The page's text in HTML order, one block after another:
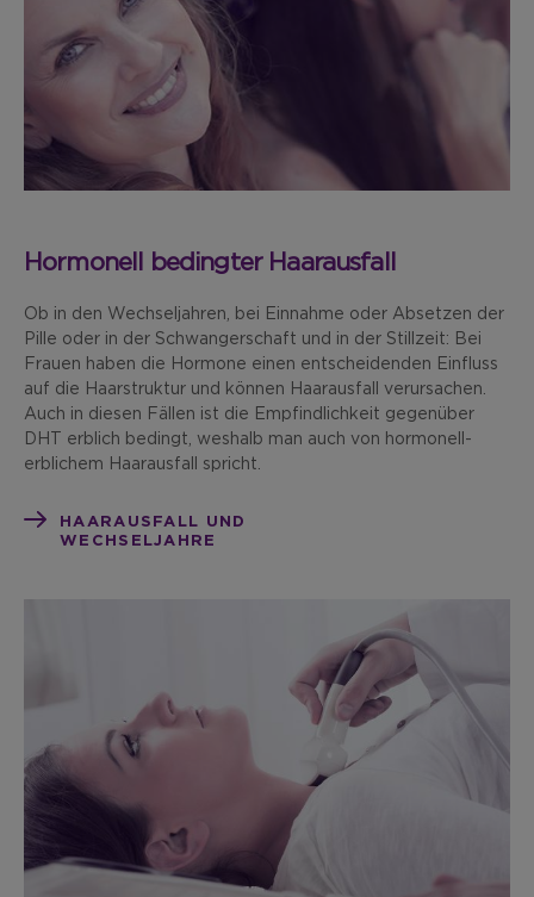
Hormonell bedingter Haarausfall
Ob in den Wechseljahren, bei Einnahme oder Absetzen der
Pille oder in der Schwangerschaft und in der Stillzeit: Bei
Frauen haben die Hormone einen entscheidenden Einfluss
auf die Haarstruktur und können Haarausfall verursachen.
Auch in diesen Fällen ist die Empfindlichkeit gegenüber
DHT erblich bedingt, weshalb man auch von hormonell-
erblichem Haarausfall spricht.
HAARAUSFALL UND
WECHSELJAHRE